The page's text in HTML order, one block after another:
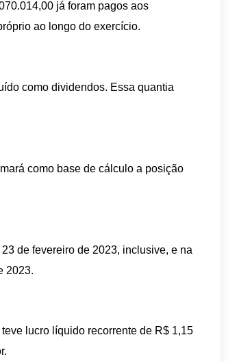
já foram pagos aos
ao longo do exercício.
como dividendos. Essa quantia
como base de cálculo a posição
de fevereiro de 2023, inclusive, e na
2023.
lucro líquido recorrente de R$ 1,15